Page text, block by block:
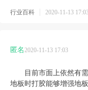
行业百科 2020-11-13
匿名2020-11-13 17:03
目前市面上依然有
地板时打胶能够增强地